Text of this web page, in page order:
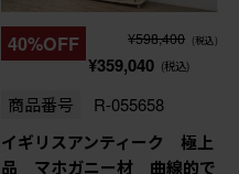
40%OFF ¥598,400 (税込)
¥359,040 (税込)
商品番号 R-055658
イギリスアンティーク 極上
品 マホガニー材 曲線的で